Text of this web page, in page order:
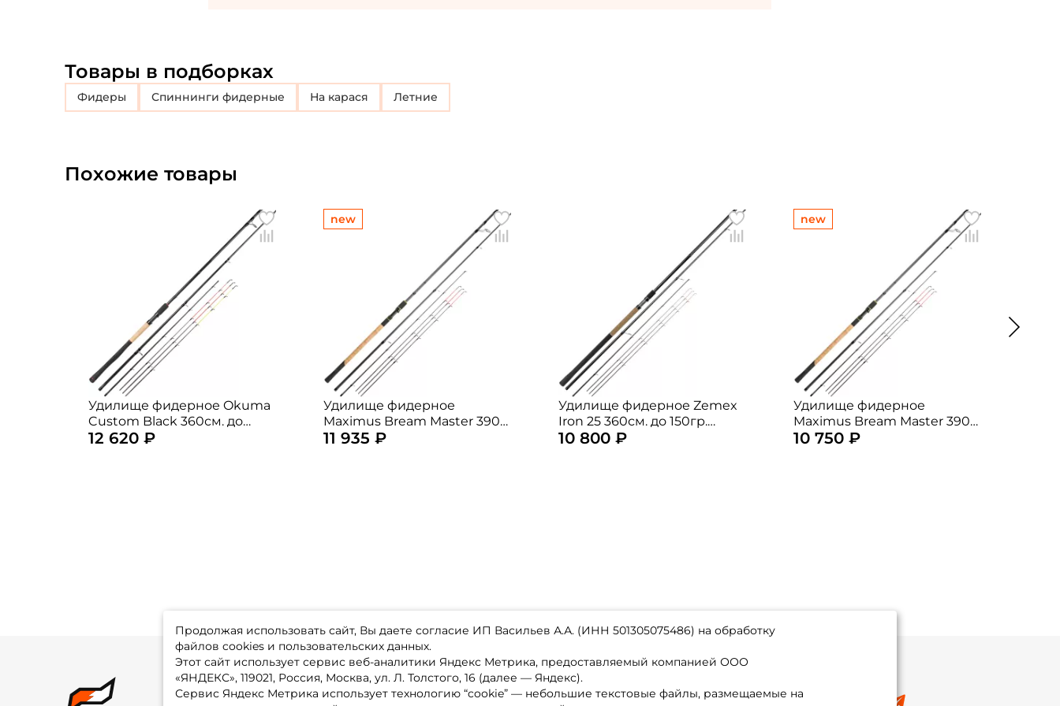
Товары в подборках
Фидеры Спиннинги фидерные На карася Летние
Похожие товары
Удилище фидерное Okuma
Custom Black 360см. до
120гр. / CUB-F-1203120
12 620 ₽
new
Удилище фидерное
Maximus Bream Master 390
см. до 180 гр. / moderate fast
11 935 ₽
Удилище фидерное Zemex
Iron 25 360см. до 150гр.
(3.0/4.0/5.0oz.)
10 800 ₽
new
Удилище фидерное
Maximus Bream Master 390
см. до 120 гр. / moderate fast
10 750 ₽
Продолжая использовать сайт, Вы даете согласие ИП Васильев А.А. (ИНН 501305075486) на обработку
файлов cookies и пользовательских данных.
Этот сайт использует сервис веб-аналитики Яндекс Метрика, предоставляемый компанией ООО
«ЯНДЕКС», 119021, Россия, Москва, ул. Л. Толстого, 16 (далее — Яндекс).
Сервис Яндекс Метрика использует технологию “cookie” — небольшие текстовые файлы, размещаемые на
О магазине Каталог товаров 8 (495) 532-77-88